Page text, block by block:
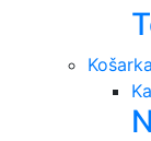
Košarka